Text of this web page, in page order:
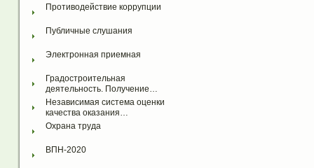
Противодействие коррупции
Публичные слушания
Электронная приемная
Градостроительная
деятельность. Получение…
Независимая система оценки
качества оказания…
Охрана труда
ВПН-2020